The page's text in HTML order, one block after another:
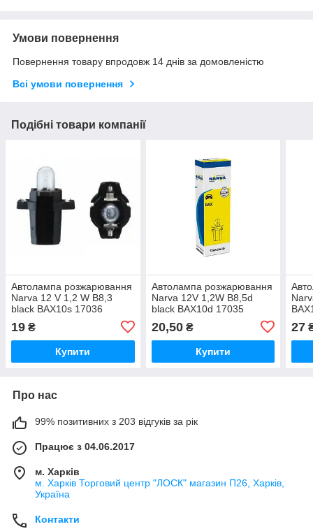
Умови повернення
Повернення товару впродовж 14 днів за домовленістю
Всі умови повернення
Подібні товари компанії
Автолампа розжарювання
Narva 12 V 1,2 W B8,3
black BAX10s 17036
19 ₴
Купити
Автолампа розжарювання
Narva 12V 1,2W B8,5d
black BAX10d 17035
20,50₴
Купити
27
Про нас
99% позитивних з 203 відгуків за рік
Працює з 04.06.2017
м. Харків
м. Харків Торговий центр "ЛОСК" магазин П26, Харків,
Україна
Контакти